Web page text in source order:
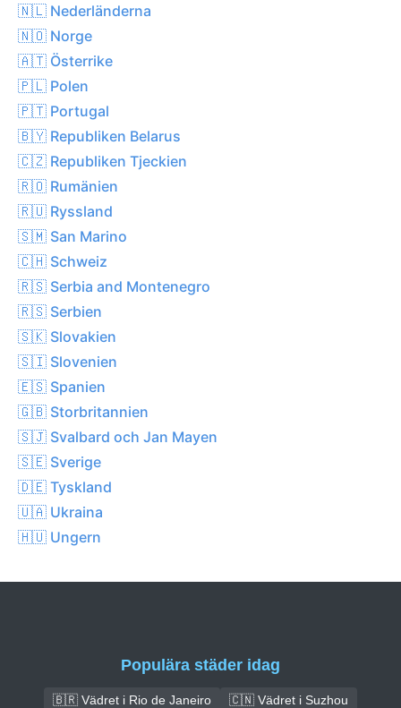
🇳🇱 Nederländerna
🇳🇴 Norge
🇦🇹 Österrike
🇵🇱 Polen
🇵🇹 Portugal
🇧🇾 Republiken Belarus
🇨🇿 Republiken Tjeckien
🇷🇴 Rumänien
🇷🇺 Ryssland
🇸🇲 San Marino
🇨🇭 Schweiz
🇷🇸 Serbia and Montenegro
🇷🇸 Serbien
🇸🇰 Slovakien
🇸🇮 Slovenien
🇪🇸 Spanien
🇬🇧 Storbritannien
🇸🇯 Svalbard och Jan Mayen
🇸🇪 Sverige
🇩🇪 Tyskland
🇺🇦 Ukraina
🇭🇺 Ungern
Populära städer idag
🇧🇷 Vädret i Rio de Janeiro
🇨🇳 Vädret i Suzhou